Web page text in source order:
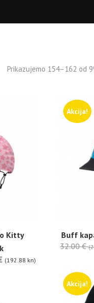
Prikazujemo 154–162 od
Kitty
(192.88 kn)
Akcija!
Buff
32.00€
Akcija!